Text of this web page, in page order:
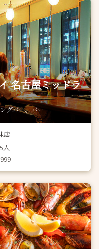
名古屋ミッドラ
グバー、バー
店
人